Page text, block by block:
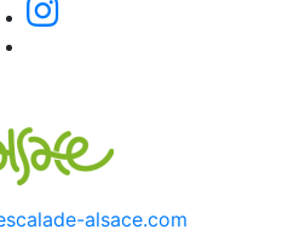
alsace.com